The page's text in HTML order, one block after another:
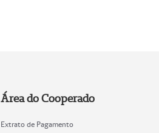
Área do Cooperado
Extrato de Pagamento